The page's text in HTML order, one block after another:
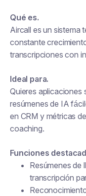
Qué es.
Aircall es un sistema
constante
transcripciones con
Ideal para.
Quieres aplicaciones
resúmenes de IA
en CRM y métricas
coaching.
Funciones
Resúmenes de
transcripción